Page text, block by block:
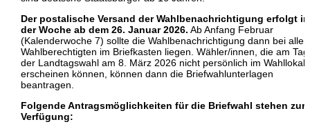
Der postalische Versand der Wahlbenachrichtigung erfolgt in
der Woche ab dem 26. Januar 2026. Ab Anfang Februar
(Kalenderwoche 7) sollte die Wahlbenachrichtigung dann bei allen
Wahlberechtigten im Briefkasten liegen. Wähler/innen, die am Tag
der Landtagswahl am 8. März 2026 nicht persönlich im Wahllokal
erscheinen können, können dann die Briefwahlunterlagen
beantragen.
Folgende Antragsmöglichkeiten für die Briefwahl stehen zur
Verfügung: